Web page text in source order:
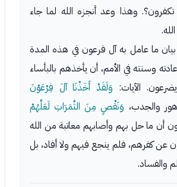
وهذا وعد أنجزه الله لما جاء
بيان ما عامل به آل فرعون في هذه المدة
عادته وسنته في الأمم، أن يأخذهم بالبأساء
الآيات: وَلَقَدْ أَخَذْنَا آلَ فِرْعَوْنَ
والجدب، وَنَقْصٍ مِنَ الثَّمَرَاتِ لَعَلَّهُمْ
أن ما حل بهم وأصابهم معاتبة من الله
عن كفرهم، فلم ينجع فيهم ولا أفاد، بل
والفساد.